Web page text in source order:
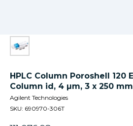
HPLC Column Poroshell 120
Column id, 4 µm, 3 x 250 mm
Agilent Technologies
SKU: 690970-306T